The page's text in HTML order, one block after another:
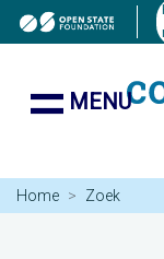
MENU
Home Zoek